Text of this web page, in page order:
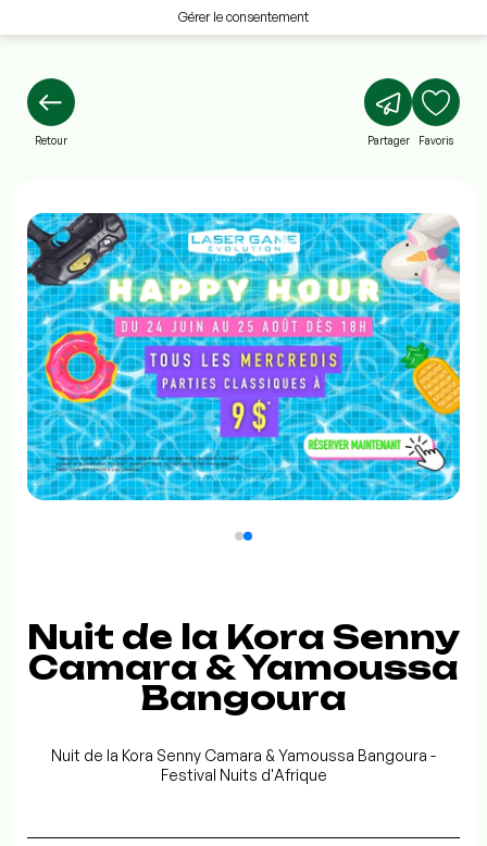
Gérer le consentement
Retour Partager Favoris
Nuit de la Kora Senny
Camara & Yamoussa
Bangoura
Nuit de la Kora Senny Camara & Yamoussa Bangoura -
Festival Nuits d'Afrique